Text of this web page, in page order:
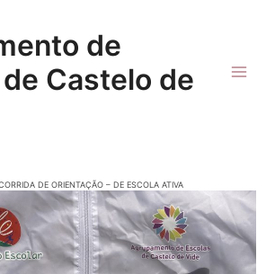
de
Castelo de
DE ORIENTAÇÃO – DE ESCOLA ATIVA